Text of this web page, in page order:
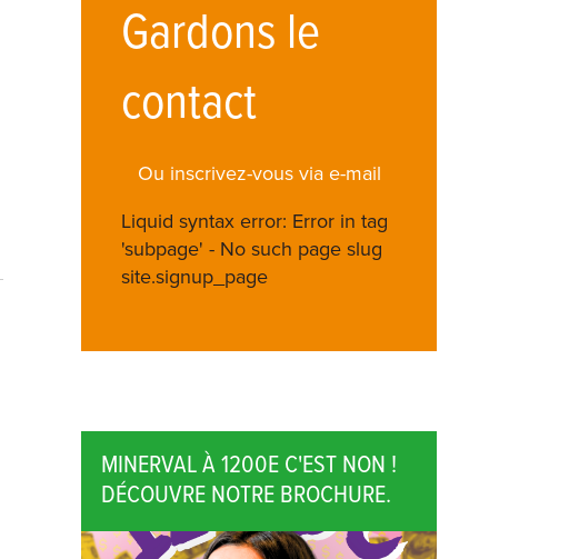
Gardons le
contact
Ou inscrivez-vous via e-mail
Liquid syntax error: Error in tag
'subpage' - No such page slug
site.signup_page
MINERVAL À 1200E C'EST NON !
DÉCOUVRE NOTRE BROCHURE.